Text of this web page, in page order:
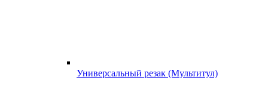
Универсальный резак (Мультитул)